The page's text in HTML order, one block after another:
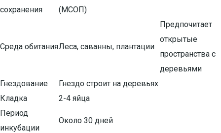
сохранения
(МСОП)
Среда обитанияЛеса, саванны, плантации
Предпочитает
открытые
пространства с
деревьями
Гнездование
Гнездо строит на деревьях
Кладка
2-4 яйца
Период
инкубации
Около 30 дней